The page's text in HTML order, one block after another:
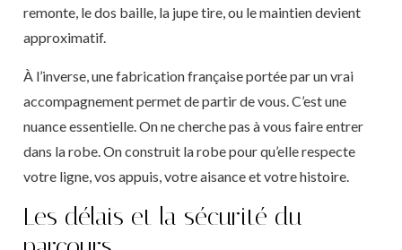
remonte, le dos baille, la jupe tire, ou le maintien devient
approximatif.
À l’inverse, une fabrication française portée par un vrai
accompagnement permet de partir de vous. C’est une
nuance essentielle. On ne cherche pas à vous faire entrer
dans la robe. On construit la robe pour qu’elle respecte
votre ligne, vos appuis, votre aisance et votre histoire.
Les délais et la sécurité du